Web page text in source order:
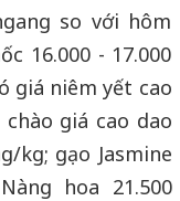
so với hôm
16.000 - 17.000
giá niêm yết cao
giá cao dao
kg; gạo Jasmine
hoa 21.500